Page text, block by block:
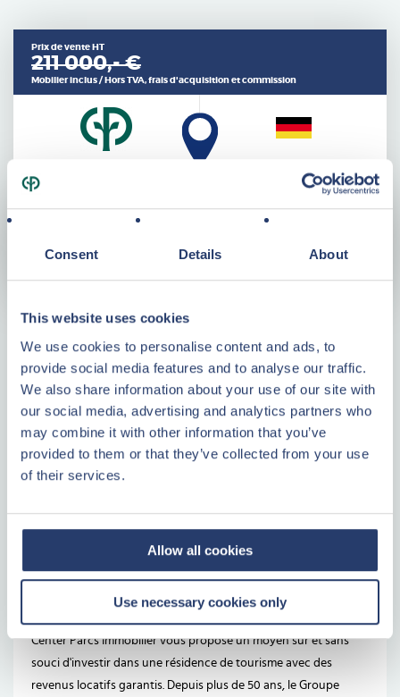
Consent Details About
This website uses cookies
We use cookies to personalise content and ads, to
provide social media features and to analyse our traffic.
We also share information about your use of our site with
our social media, advertising and analytics partners who
may combine it with other information that you’ve
provided to them or that they’ve collected from your use
of their services.
Allow all cookies
Use necessary cookies only
Prix de vente HT
211 000,- €
Mobilier inclus / Hors TVA, frais d'acquisition et commission
Caractéristiques
Pourquoi investir dans l'immobilier
Un investissement tangible
Vous savez où va votre argent
PLUS D’INFORMATIONS
Center Parcs
Center Parcs Immobilier vous propose un moyen sûr et sans
souci d'investir dans une résidence de tourisme avec des
revenus locatifs garantis. Depuis plus de 50 ans, le Groupe